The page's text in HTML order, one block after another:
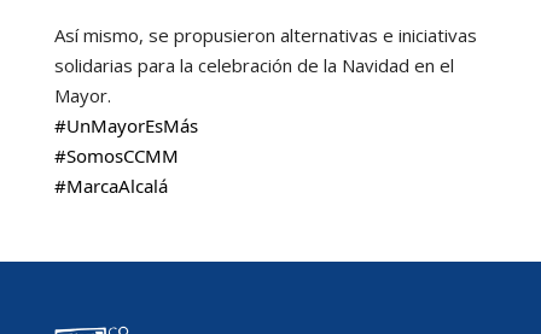
Así mismo, se propusieron alternativas e iniciativas
solidarias para la celebración de la Navidad en el
Mayor.
#UnMayorEsMás
#SomosCCMM
#MarcaAlcalá